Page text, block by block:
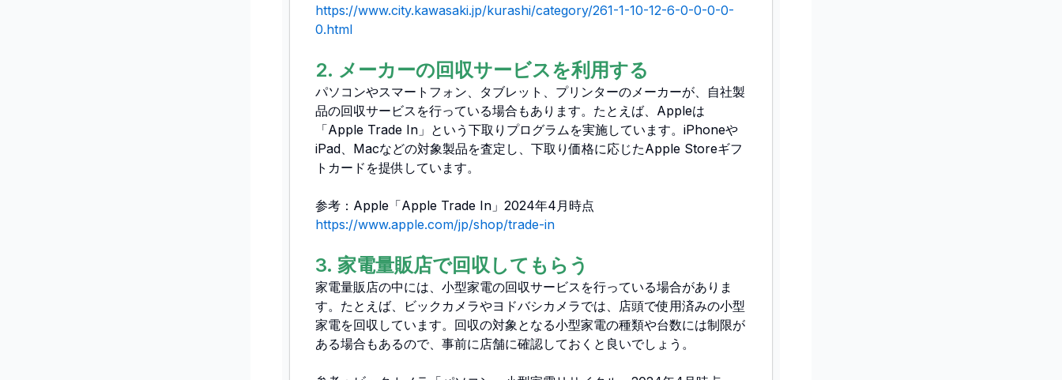
https://www.city.kawasaki.jp/kurashi/category/261-1-10-12-6-0-0-0-0-
0.html
2. メーカーの回収サービスを利用する
パソコンやスマートフォン、タブレット、プリンターのメーカーが、自社製
品の回収サービスを行っている場合もあります。たとえば、Appleは
「Apple Trade In」という下取りプログラムを実施しています。iPhoneや
iPad、Macなどの対象製品を査定し、下取り価格に応じたApple Storeギフ
トカードを提供しています。
参考：Apple「Apple Trade In」2024年4月時点
https://www.apple.com/jp/shop/trade-in
3. 家電量販店で回収してもらう
家電量販店の中には、小型家電の回収サービスを行っている場合がありま
す。たとえば、ビックカメラやヨドバシカメラでは、店頭で使用済みの小型
家電を回収しています。回収の対象となる小型家電の種類や台数には制限が
ある場合もあるので、事前に店舗に確認しておくと良いでしょう。